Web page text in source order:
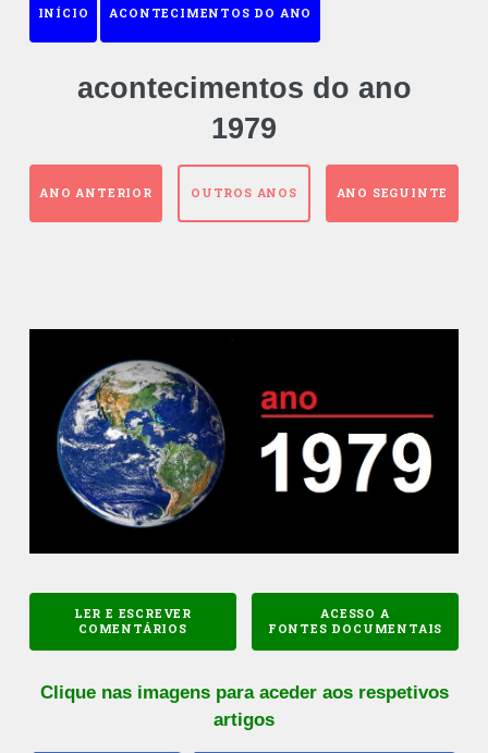
INÍCIO ACONTECIMENTOS DO ANO
acontecimentos do ano
1979
ANO ANTERIOR OUTROS ANOS ANO SEGUINTE
LER E ESCREVER
COMENTÁRIOS
ACESSO A
FONTES DOCUMENTAIS
Clique nas imagens para aceder aos respetivos
artigos